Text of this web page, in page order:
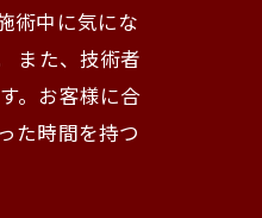
術中に気にな
また、技術者
。お客様に合
た時間を持つ